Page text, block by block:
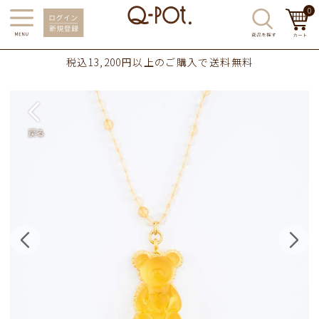
0
税込13,200円以上のご購入で送料無料